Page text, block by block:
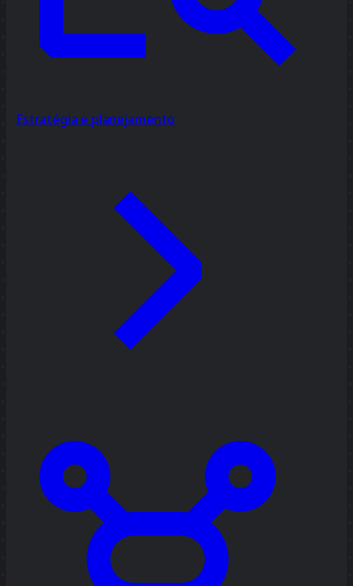
Estratégia e planejamento